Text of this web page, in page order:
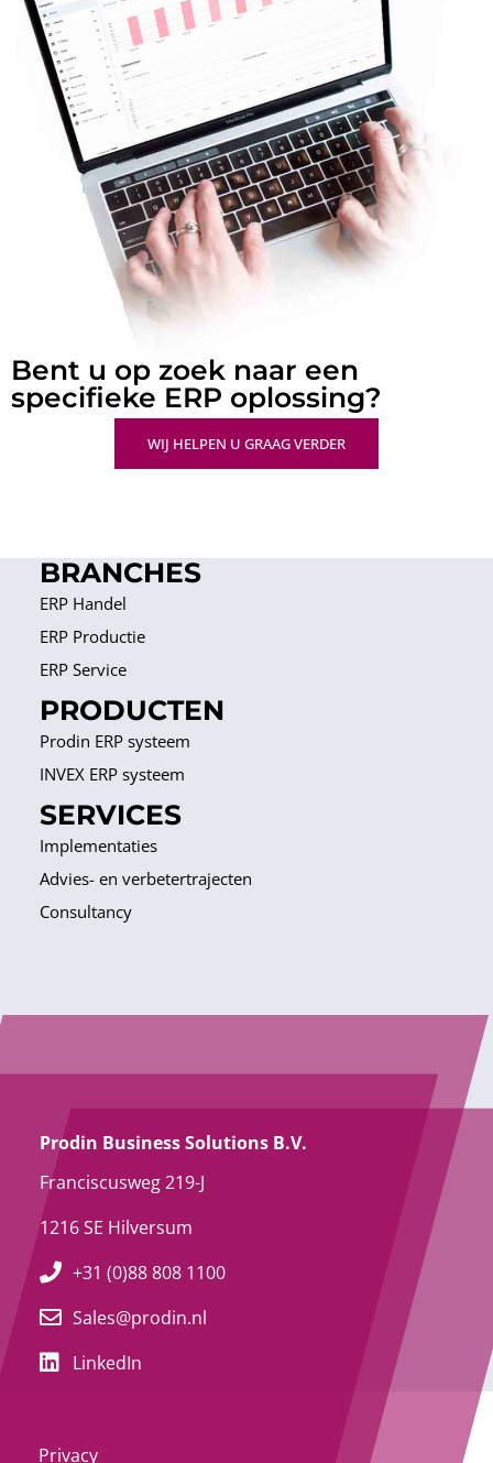
Bent u op zoek naar een
specifieke ERP oplossing?
WIJ HELPEN U GRAAG VERDER
BRANCHES
ERP Handel
ERP Productie
ERP Service
PRODUCTEN
Prodin ERP systeem
INVEX ERP systeem
SERVICES
Implementaties
Advies- en verbetertrajecten
Consultancy
Prodin Business Solutions B.V.
Franciscusweg 219-J
1216 SE Hilversum
+31 (0)88 808 1100
Sales@prodin.nl
LinkedIn
Privacy